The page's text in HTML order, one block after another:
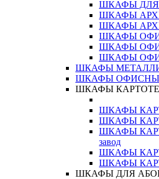
ШКАФЫ
ШКАФЫ
ШКАФЫ
ШКАФЫ
ШКАФЫ
ШКАФЫ
ШКАФЫ
ШКАФЫ
ШКАФЫ
ШКАФЫ
ШКАФЫ
ШКАФЫ
завод
ШКАФЫ
ШКАФЫ
ШКАФЫ ДЛЯ